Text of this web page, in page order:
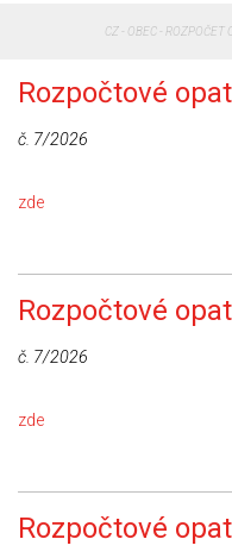
CZ - OBEC - ROZPOČET
Rozpočtové
č. 7/2026
zde
Rozpočtové
č. 7/2026
zde
Rozpočtové